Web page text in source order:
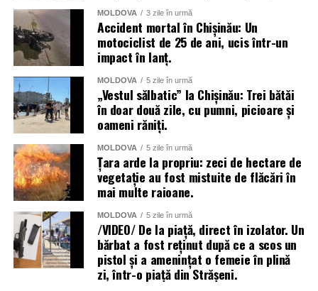
MOLDOVA 3 zile în urmă
Accident mortal în Chișinău: Un
motociclist de 25 de ani, ucis într-un
impact în lanț.
MOLDOVA 5 zile în urmă
„Vestul sălbatic” la Chișinău: Trei bătăi
în doar două zile, cu pumni, picioare și
oameni răniți.
MOLDOVA 5 zile în urmă
Țara arde la propriu: zeci de hectare de
vegetație au fost mistuite de flăcări în
mai multe raioane.
MOLDOVA 5 zile în urmă
/VIDEO/ De la piață, direct în izolator. Un
bărbat a fost reținut după ce a scos un
pistol și a amenințat o femeie în plină
zi, într-o piață din Strășeni.